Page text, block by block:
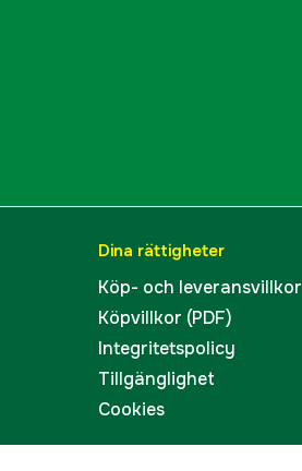
Dina rättigheter
Köp- och leveransvillkor
Köpvillkor (PDF)
Integritetspolicy
Tillgänglighet
Cookies